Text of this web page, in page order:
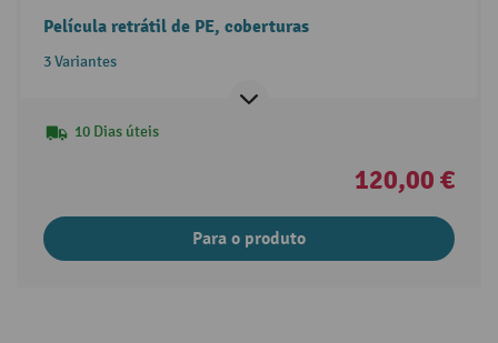
Película retrátil de PE, coberturas
3 Variantes
10 Dias úteis
120,00 €
Para o produto